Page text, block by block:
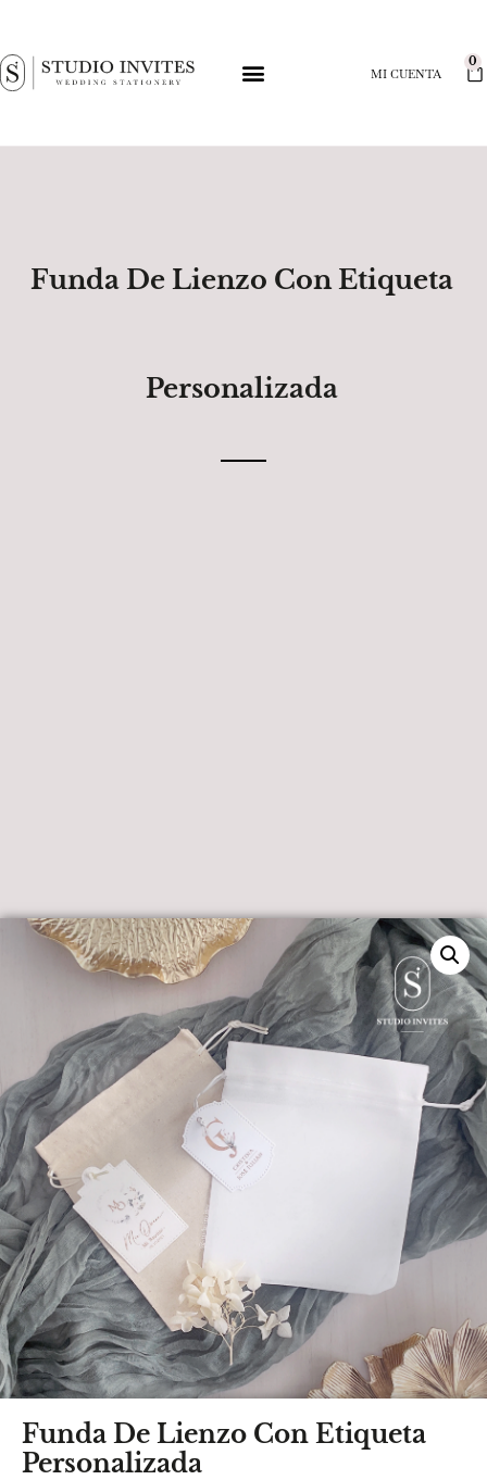
MI CUENTA
0
Funda De Lienzo Con Etiqueta
Personalizada
Funda De Lienzo Con Etiqueta
Personalizada